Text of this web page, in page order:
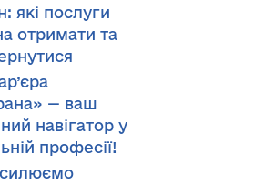
які послуги
отримати та
— ваш
навігатор у
професії!